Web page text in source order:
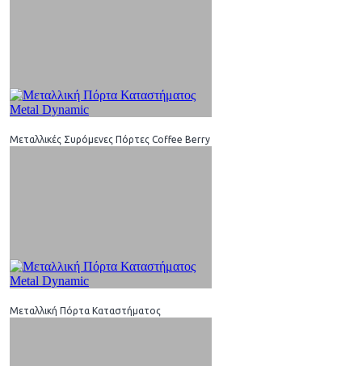
Μεταλλικές Συρόμενες Πόρτες Coffee Berry
Μεταλλική Πόρτα Καταστήματος